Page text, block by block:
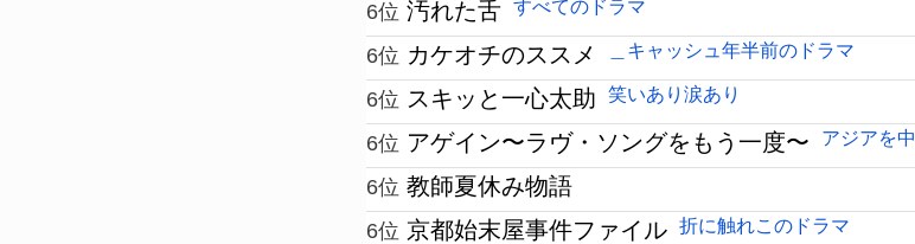
6位 汚れた舌 すべてのドラマ
6位 カケオチのススメ ＿キャッシュ年半前のドラマ
6位 スキッと一心太助 笑いあり涙あり
6位 アゲイン〜ラヴ・ソングをもう一度〜 アジアを
6位 教師夏休み物語
6位 京都始末屋事件ファイル 折に触れこのドラマ